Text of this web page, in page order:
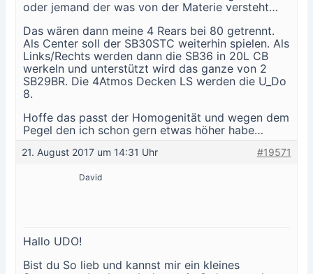
oder jemand der was von der Materie versteht…
Das wären dann meine 4 Rears bei 80 getrennt.
Als Center soll der SB30STC weiterhin spielen. Als
Links/Rechts werden dann die SB36 in 20L CB
werkeln und unterstützt wird das ganze von 2
SB29BR. Die 4Atmos Decken LS werden die U_Do
8.
Hoffe das passt der Homogenität und wegen dem
Pegel den ich schon gern etwas höher habe…
21. August 2017 um 14:31 Uhr #19571
David
Hallo UDO!
Bist du So lieb und kannst mir ein kleines